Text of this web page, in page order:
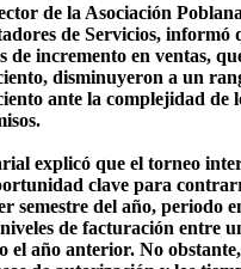
de la Asociación
de Servicios, informó
de incremento en ventas,
disminuyeron a un
ante la complejidad de
explicó que el torneo
clave para
semestre del año, periodo
de facturación entre
el año anterior. No